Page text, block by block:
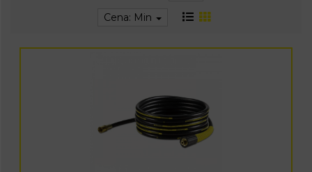
Cena: Min